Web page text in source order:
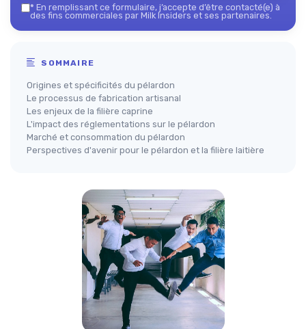
* En remplissant ce formulaire, j’accepte d’être contacté(e) à
des fins commerciales par Milk Insiders et ses partenaires.
SOMMAIRE
Origines et spécificités du pélardon
Le processus de fabrication artisanal
Les enjeux de la filière caprine
L'impact des réglementations sur le pélardon
Marché et consommation du pélardon
Perspectives d'avenir pour le pélardon et la filière laitière